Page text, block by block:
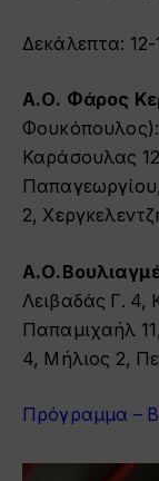
Δεκάλεπτα:
Α.Ο. Φάρος
Φουκόπουλος):
Καράσουλας
2,
Λειβαδάς Γ. 4,
Παπαμιχαήλ
4, Μήλιος 2,
Πρόγραμμα –